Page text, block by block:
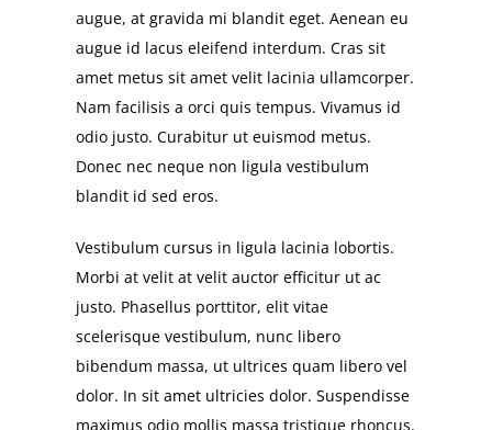
augue, at gravida mi blandit eget. Aenean eu
augue id lacus eleifend interdum. Cras sit
amet metus sit amet velit lacinia ullamcorper.
Nam facilisis a orci quis tempus. Vivamus id
odio justo. Curabitur ut euismod metus.
Donec nec neque non ligula vestibulum
blandit id sed eros.
Vestibulum cursus in ligula lacinia lobortis.
Morbi at velit at velit auctor efficitur ut ac
justo. Phasellus porttitor, elit vitae
scelerisque vestibulum, nunc libero
bibendum massa, ut ultrices quam libero vel
dolor. In sit amet ultricies dolor. Suspendisse
maximus odio mollis massa tristique rhoncus.